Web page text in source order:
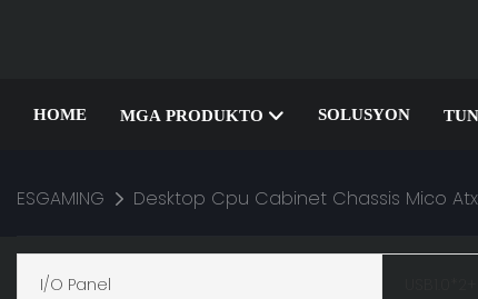
HOME MGA PRODUKTO SOLUSYON
ESGAMING Desktop Cpu Cabinet Chassis Mico
I/O Panel